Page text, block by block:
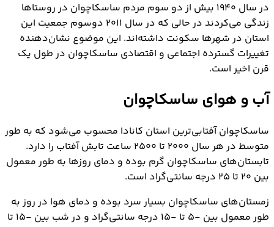
در سال ۱۹۴۰ بیش از دو سوم مردم ساسکاچوان در روستاها
زندگی می‌کردند در حالی که در سال ۲۰۱۱ دوسوم جمعیت این
استان در شهرها سکونت داشته‌اند. این موضوع نشان‌دهنده
تغییرات گسترده اجتماعی و اقتصادی ساسکاچوان در طول یک
قرن اخیر است.
آب و هوای ساسکاچوان
ساسکاچوان آفتابی‌ترین استان کانادا محسوب می‌شود که به طور
متوسط در هر سال ۲۰۰۰ تا ۲۵۰۰ ساعت تابش آفتاب را دارد.
تابستان‌های ساسکاچوان گرم بوده و دمای روزها به طور معمول
بین ۲۰ تا ۲۵ درجه سانتی‌گراد است.
زمستان‌های ساسکاچوان بسیار سرد بوده و دمای هوا در روز به
طور معمول بین -۵ تا -۱۵ درجه سانتی‌گراد و در شب‌ بین -۱۵ تا